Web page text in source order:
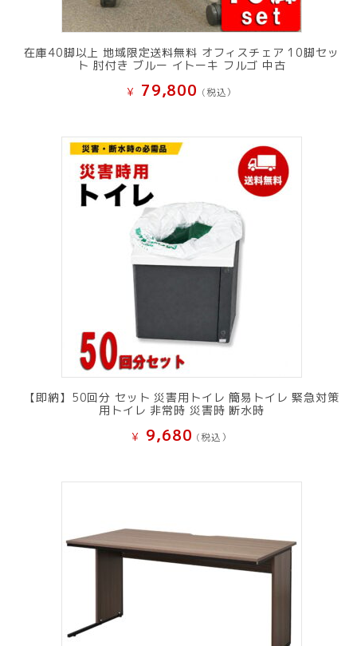
在庫40脚以上 地域限定送料無料 オフィスチェア 10脚セッ
ト 肘付き ブルー イトーキ フルゴ 中古
¥ 79,800 (税込）
【即納】50回分 セット 災害用トイレ 簡易トイレ 緊急対策
用トイレ 非常時 災害時 断水時
¥ 9,680 (税込）